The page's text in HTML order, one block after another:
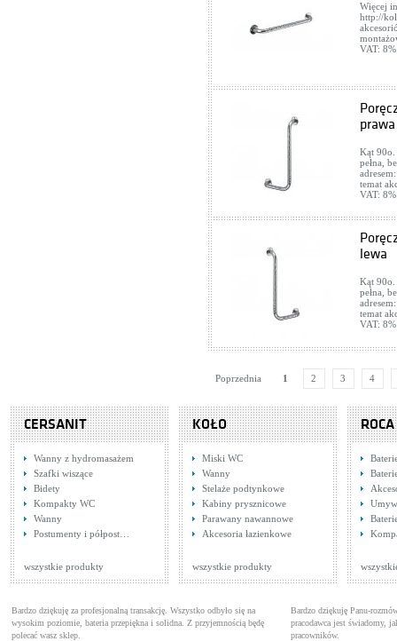
Więcej
http://
VAT: 8%
prawa
Kąt 90o.
pełna,
temat
VAT: 8%
lewa
Kąt 90o.
pełna,
temat
VAT: 8%
Poprzednia 1 2 3 4
CERSANIT
Wanny z hydromasażem
Szafki wiszące
Bidety
Kompakty WC
Wanny
Postumenty i półpost…
wszystkie produkty
KOŁO
Miski WC
Wanny
Stelaże podtynkowe
Kabiny prysznicowe
Parawany nawannowe
Akcesoria łazienkowe
wszystkie produkty
ROCA
Bardzo dziękuję za profesjonalną transakcję. Wszystko odbyło się na
wysokim poziomie, bateria przepiękna i solidna. Z przyjemnością będę
polecać wasz sklep.
Bardzo dziękuję Panu-
pracodawca jest świadomy,
pracowników.